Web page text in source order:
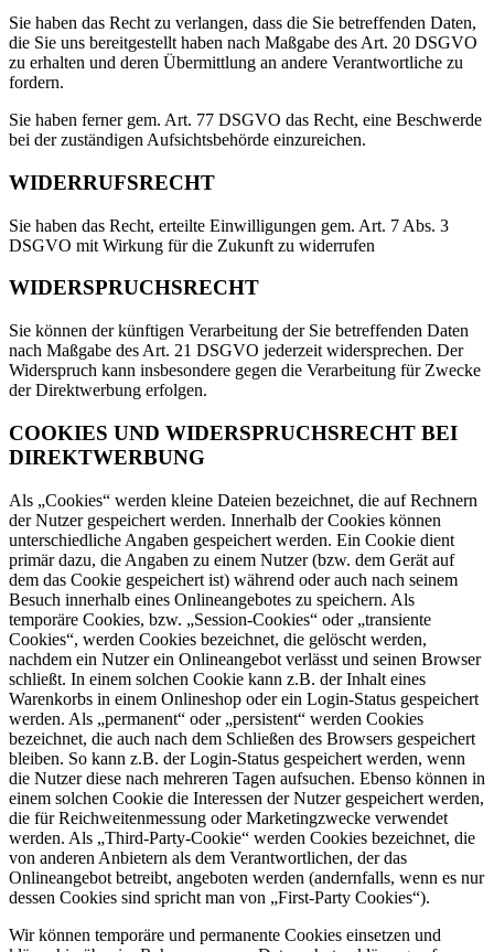
Sie haben das Recht zu verlangen, dass die Sie betreffenden Daten,
die Sie uns bereitgestellt haben nach Maßgabe des Art. 20 DSGVO
zu erhalten und deren Übermittlung an andere Verantwortliche zu
fordern.
Sie haben ferner gem. Art. 77 DSGVO das Recht, eine Beschwerde
bei der zuständigen Aufsichtsbehörde einzureichen.
WIDERRUFSRECHT
Sie haben das Recht, erteilte Einwilligungen gem. Art. 7 Abs. 3
DSGVO mit Wirkung für die Zukunft zu widerrufen
WIDERSPRUCHSRECHT
Sie können der künftigen Verarbeitung der Sie betreffenden Daten
nach Maßgabe des Art. 21 DSGVO jederzeit widersprechen. Der
Widerspruch kann insbesondere gegen die Verarbeitung für Zwecke
der Direktwerbung erfolgen.
COOKIES UND WIDERSPRUCHSRECHT BEI
DIREKTWERBUNG
Als „Cookies“ werden kleine Dateien bezeichnet, die auf Rechnern
der Nutzer gespeichert werden. Innerhalb der Cookies können
unterschiedliche Angaben gespeichert werden. Ein Cookie dient
primär dazu, die Angaben zu einem Nutzer (bzw. dem Gerät auf
dem das Cookie gespeichert ist) während oder auch nach seinem
Besuch innerhalb eines Onlineangebotes zu speichern. Als
temporäre Cookies, bzw. „Session-Cookies“ oder „transiente
Cookies“, werden Cookies bezeichnet, die gelöscht werden,
nachdem ein Nutzer ein Onlineangebot verlässt und seinen Browser
schließt. In einem solchen Cookie kann z.B. der Inhalt eines
Warenkorbs in einem Onlineshop oder ein Login-Status gespeichert
werden. Als „permanent“ oder „persistent“ werden Cookies
bezeichnet, die auch nach dem Schließen des Browsers gespeichert
bleiben. So kann z.B. der Login-Status gespeichert werden, wenn
die Nutzer diese nach mehreren Tagen aufsuchen. Ebenso können in
einem solchen Cookie die Interessen der Nutzer gespeichert werden,
die für Reichweitenmessung oder Marketingzwecke verwendet
werden. Als „Third-Party-Cookie“ werden Cookies bezeichnet, die
von anderen Anbietern als dem Verantwortlichen, der das
Onlineangebot betreibt, angeboten werden (andernfalls, wenn es nur
dessen Cookies sind spricht man von „First-Party Cookies“).
Wir können temporäre und permanente Cookies einsetzen und